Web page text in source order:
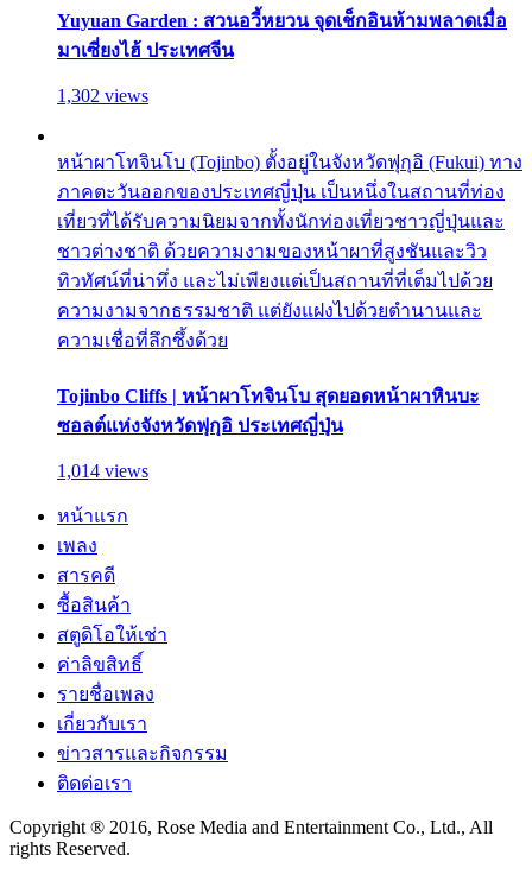
Yuyuan Garden : สวนอวี้หยวน จุดเช็กอินห้ามพลาดเมื่อ
มาเซี่ยงไฮ้ ประเทศจีน
1,302 views
หน้าผาโทจินโบ (Tojinbo) ตั้งอยู่ในจังหวัดฟุกุอิ (Fukui) ทาง
ภาคตะวันออกของประเทศญี่ปุ่น เป็นหนึ่งในสถานที่ท่อง
เที่ยวที่ได้รับความนิยมจากทั้งนักท่องเที่ยวชาวญี่ปุ่นและ
ชาวต่างชาติ ด้วยความงามของหน้าผาที่สูงชันและวิว
ทิวทัศน์ที่น่าทึ่ง และไม่เพียงแต่เป็นสถานที่ที่เต็มไปด้วย
ความงามจากธรรมชาติ แต่ยังแฝงไปด้วยตำนานและ
ความเชื่อที่ลึกซึ้งด้วย
Tojinbo Cliffs | หน้าผาโทจินโบ สุดยอดหน้าผาหินบะ
ซอลต์แห่งจังหวัดฟุกุอิ ประเทศญี่ปุ่น
1,014 views
หน้าแรก
เพลง
สารคดี
ซื้อสินค้า
สตูดิโอให้เช่า
ค่าลิขสิทธิ์
รายชื่อเพลง
เกี่ยวกับเรา
ข่าวสารและกิจกรรม
ติดต่อเรา
Copyright ® 2016, Rose Media and Entertainment Co., Ltd., All
rights Reserved.